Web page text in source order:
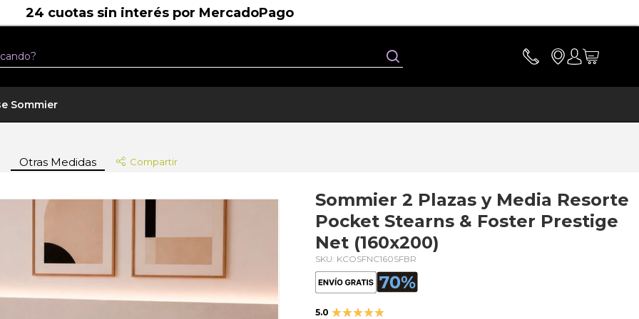
24 cuotas sin interés por MercadoPago
Sommier
Otras Medidas Compartir
Sommier 2 Plazas y Media Resorte
Pocket Stearns & Foster Prestige
Net (160x200)
SKU: KCOSFNC160SFBR
5.0 Valoración: